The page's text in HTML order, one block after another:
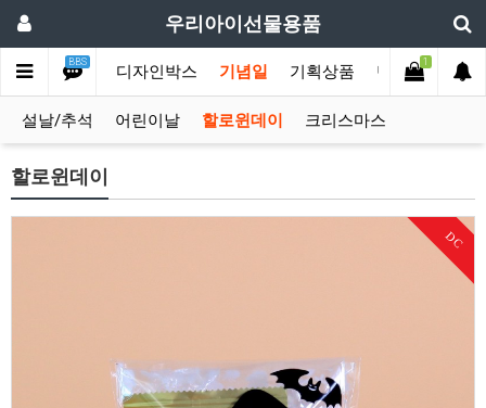
우리아이선물용품
BBS
손잡이박스 디자인박스 기념일 기획상품 단체행사 옛
1
설날/추석 어린이날 할로윈데이 크리스마스
할로윈데이
DC